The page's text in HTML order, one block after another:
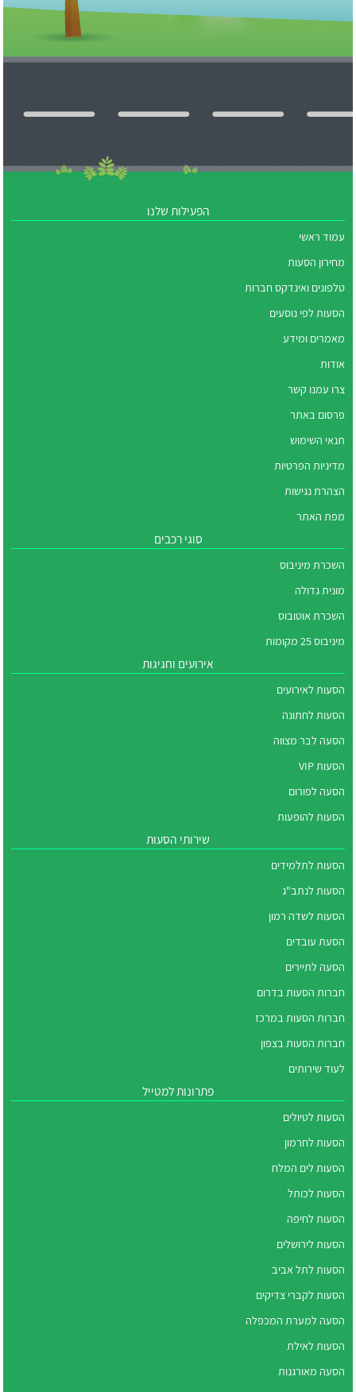
הפעילות שלנו
עמוד ראשי
מחירון הסעות
טלפונים ואינדקס חברות
הסעות לפי נוסעים
מאמרים ומידע
אודות
צרו עמנו קשר
פרסום באתר
תנאי השימוש
מדיניות הפרטיות
הצהרת נגישות
מפת האתר
סוגי רכבים
השכרת מיניבוס
מונית גדולה
השכרת אוטובוס
מיניבוס 25 מקומות
אירועים וחגיגות
הסעות לאירועים
הסעות לחתונה
הסעה לבר מצווה
הסעות VIP
הסעה לפורום
הסעות להופעות
שירותי הסעות
הסעות לתלמידים
הסעות לנתב"ג
הסעות לשדה רמון
הסעת עובדים
הסעה לתיירים
חברות הסעות בדרום
חברות הסעות במרכז
חברות הסעות בצפון
לעוד שירותים
פתרונות למטייל
הסעות לטיולים
הסעות לחרמון
הסעות לים המלח
הסעות לכותל
הסעות לחיפה
הסעות לירושלים
הסעות לתל אביב
הסעות לקברי צדיקים
הסעה למערת המכפלה
הסעות לאילת
הסעה מאורגנות